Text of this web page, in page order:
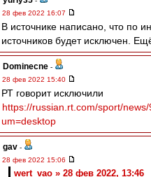
28 фев 2022 16:07
В источнике написано, что по
источников будет исключен.
Dominecne -
28 фев 2022 15:40
РТ говорит исключили
https://russian.rt.com/sport/news/
um=desktop
gav -
28 фев 2022 15:06
wert_vao » 28 фев 2022, 13:46